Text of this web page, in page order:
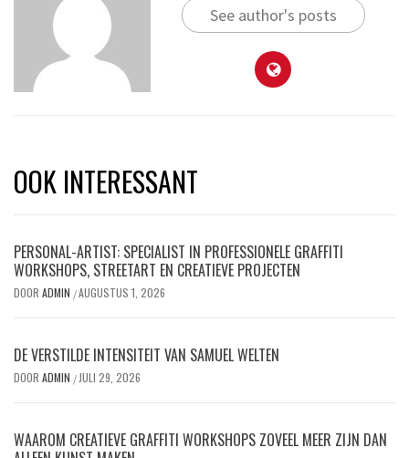
See author's posts
OOK INTERESSANT
PERSONAL-ARTIST: SPECIALIST IN PROFESSIONELE GRAFFITI
WORKSHOPS, STREETART EN CREATIEVE PROJECTEN
DOOR ADMIN /AUGUSTUS 1, 2026
DE VERSTILDE INTENSITEIT VAN SAMUEL WELTEN
DOOR ADMIN / JULI 29, 2026
WAAROM CREATIEVE GRAFFITI WORKSHOPS ZOVEEL MEER ZIJN DAN